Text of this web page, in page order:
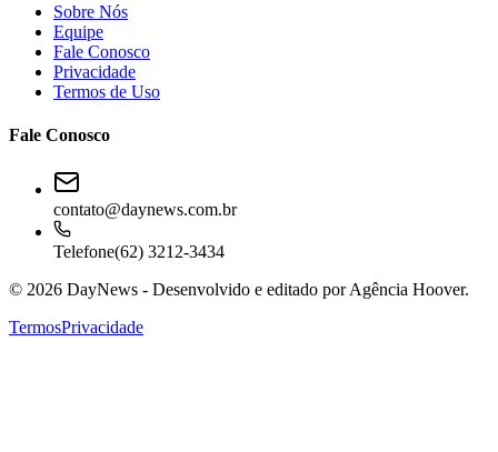
Sobre Nós
Equipe
Fale Conosco
Privacidade
Termos de Uso
Fale Conosco
contato@daynews.com.br
Telefone(62) 3212-3434
© 2026 DayNews - Desenvolvido e editado porAgência Hoover.
TermosPrivacidade